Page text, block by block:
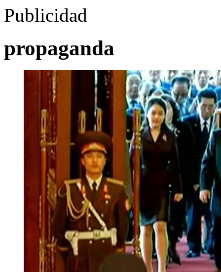
Publicidad
propaganda